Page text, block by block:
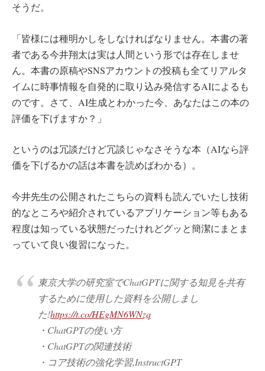
そうだ。
「皆様には種明かしをしなければなりません。本書の著
者である今井翔太は実は人間という形では存在しませ
ん。本書の原稿やSNSアカウントの投稿も全てリアルタ
イムに時事情報を自発的に取り込み発信するAIによるも
のです。さて、AI生成とわかった今、あなたはこの本の
評価を下げますか？」
というのは冗談だけど冗談じゃなさそうな本（AIなら評
価を下げるかの話は本書を読めばわかる）。
今井先生の公開されたこちらの資料も読んでいたし技術
的なところや紹介されているアプリケーション等もある
程度は知っている状態だったけれどグッと簡潔にまとま
っていて良い復習になった。
東京大学の研究室でChatGPTに関する知見を共有
するために使用した資料を公開しまし
た!https://t.co/HEgMN6WNzq
・ChatGPTの使い方
・ChatGPTの関連技術
・コア技術の強化学習,InstructGPT